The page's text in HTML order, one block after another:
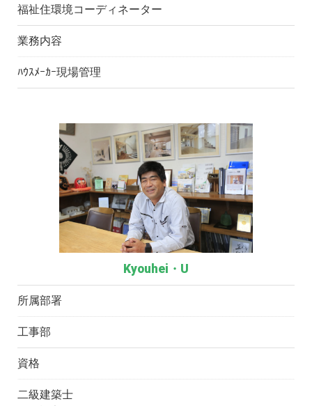
福祉住環境コーディネーター
業務内容
ﾊｳｽﾒｰｶｰ現場管理
Kyouhei・U
所属部署
工事部
資格
二級建築士